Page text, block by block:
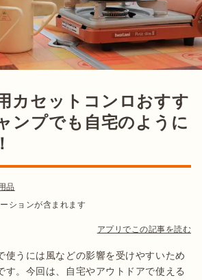
カセットコンロおすす
ンプでも自宅のように
品
ションが含まれます
アプリでこの記事を読む
使うには風などの影響を受けやすいため
す。今回は、自宅やアウトドアで使える